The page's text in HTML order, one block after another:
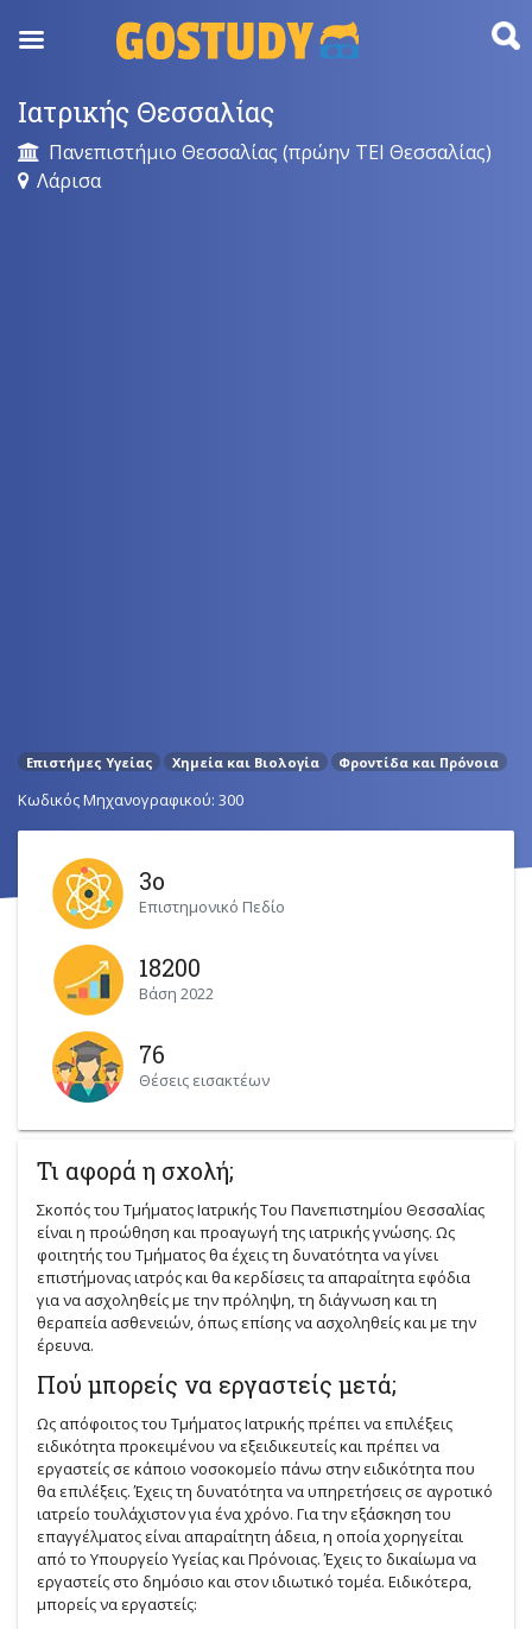
content
Ιατρικής Θεσσαλίας
Πανεπιστήμιο Θεσσαλίας (πρώην ΤΕΙ Θεσσαλίας)
Λάρισα
Επιστήμες Υγείας Χημεία και Βιολογία Φροντίδα και Πρόνοια
Κωδικός Μηχανογραφικού: 300
3ο
Επιστημονικό Πεδίο
18200
Βάση 2022
76
Θέσεις εισακτέων
Τι αφορά η σχολή;
Σκοπός του Τμήματος Ιατρικής Του Πανεπιστημίου Θεσσαλίας
είναι η προώθηση και προαγωγή της ιατρικής γνώσης. Ως
φοιτητής του Τμήματος θα έχεις τη δυνατότητα να γίνει
επιστήμονας ιατρός και θα κερδίσεις τα απαραίτητα εφόδια
για να ασχοληθείς με την πρόληψη, τη διάγνωση και τη
θεραπεία ασθενειών, όπως επίσης να ασχοληθείς και με την
έρευνα.
Πού μπορείς να εργαστείς μετά;
Ως απόφοιτος του Τμήματος Ιατρικής πρέπει να επιλέξεις
ειδικότητα προκειμένου να εξειδικευτείς και πρέπει να
εργαστείς σε κάποιο νοσοκομείο πάνω στην ειδικότητα που
θα επιλέξεις. Έχεις τη δυνατότητα να υπηρετήσεις σε αγροτικό
ιατρείο τουλάχιστον για ένα χρόνο. Για την εξάσκηση του
επαγγέλματος είναι απαραίτητη άδεια, η οποία χορηγείται
από το Υπουργείο Υγείας και Πρόνοιας. Έχεις το δικαίωμα να
εργαστείς στο δημόσιο και στον ιδιωτικό τομέα. Ειδικότερα,
μπορείς να εργαστείς: